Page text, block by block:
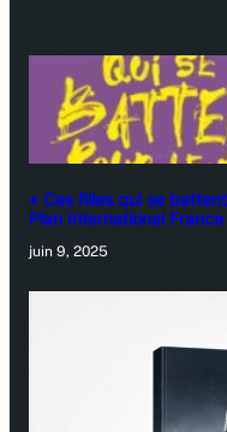
« Ces filles qui se
Plan International
juin 9, 2025